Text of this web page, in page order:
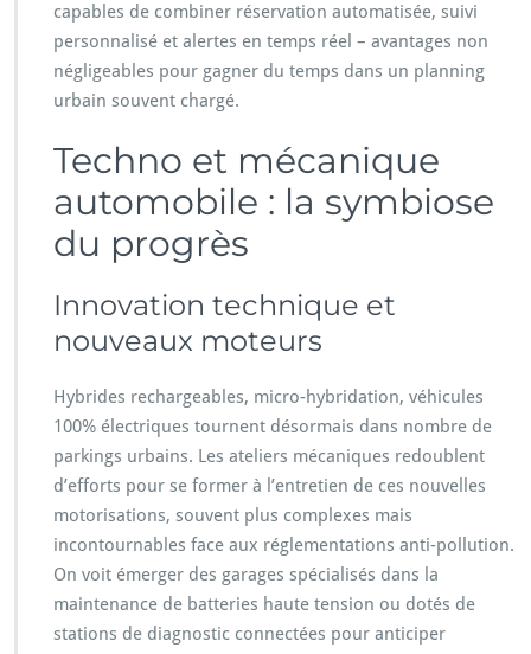
capables de combiner réservation automatisée, suivi
personnalisé et alertes en temps réel – avantages non
négligeables pour gagner du temps dans un planning
urbain souvent chargé.
Techno et mécanique
automobile : la symbiose
du progrès
Innovation technique et
nouveaux moteurs
Hybrides rechargeables, micro-hybridation, véhicules
100% électriques tournent désormais dans nombre de
parkings urbains. Les ateliers mécaniques redoublent
d’efforts pour se former à l’entretien de ces nouvelles
motorisations, souvent plus complexes mais
incontournables face aux réglementations anti-pollution.
On voit émerger des garages spécialisés dans la
maintenance de batteries haute tension ou dotés de
stations de diagnostic connectées pour anticiper